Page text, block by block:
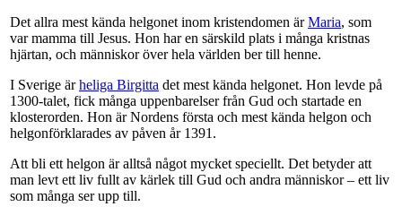
Det allra mest kända helgonet inom kristendomen ärMaria, som
var mamma till Jesus. Hon har en särskild plats i många kristnas
hjärtan, och människor över hela världen ber till henne.
I Sverige ärheliga Birgitta det mest kända helgonet. Hon levde på
1300-talet, fick många uppenbarelser från Gud och startade en
klosterorden. Hon är Nordens första och mest kända helgon och
helgonförklarades av påven år 1391.
Att bli ett helgon är alltså något mycket speciellt. Det betyder att
man levt ett liv fullt av kärlek till Gud och andra människor – ett liv
som många ser upp till.